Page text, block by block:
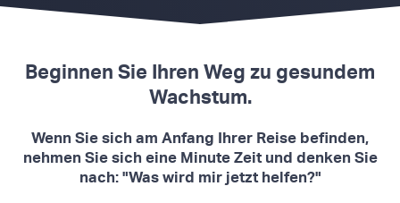
Beginnen Sie Ihren Weg zu gesundem
Wachstum.
Wenn Sie sich am Anfang Ihrer Reise befinden,
nehmen Sie sich eine Minute Zeit und denken Sie
nach: "Was wird mir jetzt helfen?"